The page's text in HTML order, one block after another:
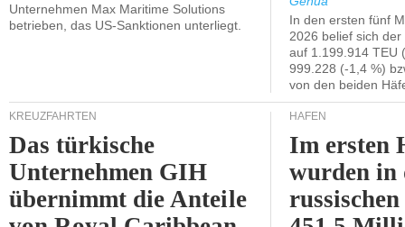
Unternehmen Max Maritime Solutions
betrieben, das US-Sanktionen unterliegt.
In den ersten fünf
2026 belief sich
auf 1.199.914 TEU
999.228 (-1,4 %)
von den beiden
KREUZFAHRTEN
Das türkische
Unternehmen GIH
übernimmt die Anteile
HÄFEN
Im ersten
wurden in